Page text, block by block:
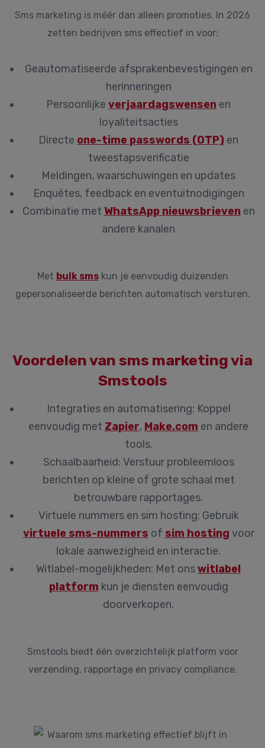
Sms marketing is méér dan alleen promoties. In 2026
zetten bedrijven sms effectief in voor:
Geautomatiseerde afsprakenbevestigingen en
herinneringen
Persoonlijke verjaardagswensen en
loyaliteitsacties
Directe one-time passwords (OTP) en
tweestapsverificatie
Meldingen, waarschuwingen en updates
Enquêtes, feedback en eventuitnodigingen
Combinatie met WhatsApp nieuwsbrieven en
andere kanalen
Met bulk smskun je eenvoudig duizenden
gepersonaliseerde berichten automatisch versturen.
Voordelen van sms marketing via
Smstools
Integraties en automatisering: Koppel
eenvoudig met Zapier, Make.com en andere
tools.
Schaalbaarheid: Verstuur probleemloos
berichten op kleine of grote schaal met
betrouwbare rapportages.
Virtuele nummers en sim hosting: Gebruik
virtuele sms-nummers of sim hosting voor
lokale aanwezigheid en interactie.
Witlabel-mogelijkheden: Met onswitlabel
platform kun je diensten eenvoudig
doorverkopen.
Smstools biedt één overzichtelijk platform voor
verzending, rapportage en privacy compliance.